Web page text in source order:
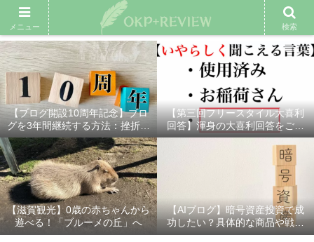
雑記ブログ プロフィール 余興動画 ベスト大喜利 スポ
【ブログ開設10周年記念】ブロ
グを3年間継続する方法：挫折し
ないための7つの秘訣
【第三回フリースタイル大喜利
回答】渾身の大喜利回答をご紹
介！
【滋賀観光】0歳の赤ちゃんから
遊べる！「ブルーメの丘」へ
【AIブログ】暗号資産投資で成
功したい？具体的な商品や戦略
を分かりやすく解説！
メニュー 検索